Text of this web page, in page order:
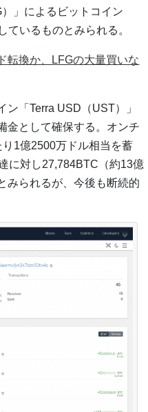
」によるビットコイン
ているものとみられる。
転換か、LFGの大量買いな
「Terra USD（UST）」
金として確保する。オンチ
1億2500万ドル相当を蓄
に対し27,784BTC（約13億
みられるが、今後も断続的